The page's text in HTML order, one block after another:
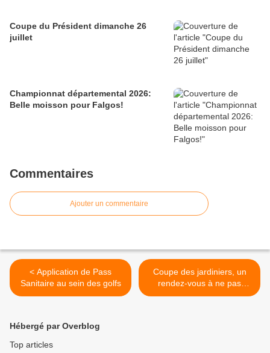
Coupe du Président dimanche 26
juillet
Championnat départemental 2026:
Belle moisson pour Falgos!
Commentaires
Ajouter un commentaire
< Application de Pass
Sanitaire au sein des golfs
Coupe des jardiniers, un
rendez-vous à ne pas
manquer! >
Hébergé par Overblog
Top articles